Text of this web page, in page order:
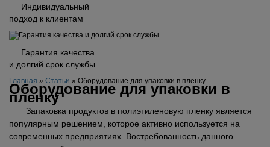
Индивидуальный
подход к клиентам
Гарантия качества
и долгий срок службы
Главная » Статьи » Оборудование для упаковки в пленку
Оборудование для упаковки в
пленку
Запаковка продуктов в полиэтиленовую пленку является
популярным решением, которое активно используется на
современных предприятиях. Востребованность данного